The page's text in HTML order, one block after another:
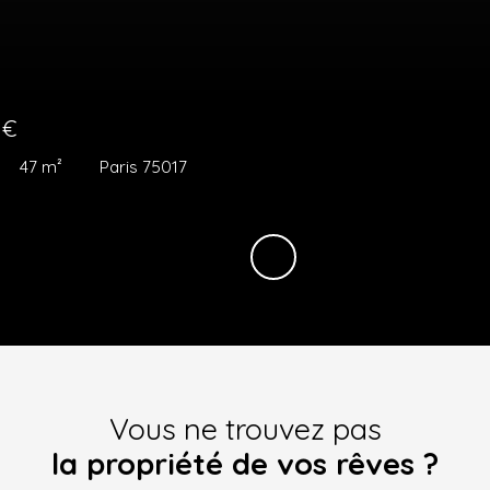
€
51.54 Paris 75017
Vous ne trouvez pas
la propriété de vos rêves ?